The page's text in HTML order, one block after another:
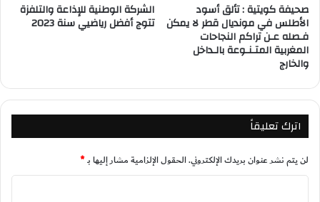
صحيفة كويتية : تألق أسود
الأطلس في مونديال قطر لا يمكن
فـصله عـن تراكم النجاحات
المغربية المتـنـوعة بالـداخل
والخارج
الشركة الوطنية للإذاعة والتلفزة
تتوج أفضل رياضيي سنة 2023
اترك تعليقاً
لن يتم نشر عنوان بريدك الإلكتروني.الحقول الإلزامية مشار إليها بـ*